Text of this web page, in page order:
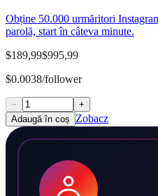
Obține 50.000 urmăritori
parolă, start în câteva minute.
$189,99$995,99
$0.0038/follower
−
+
Adaugă în coș Zobacz